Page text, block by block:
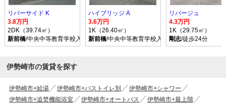
リバーサイド K
3.8万円
2DK（39.74㎡）
新前橋/中央中等教育学校入口 バス乗車時間11分 停歩4分
ハイブリッジ A
3.6万円
1K（26.40㎡）
新前橋/中央中等教育学校入口 バス乗車時間14
リバージュ
4.3万円
1K（29.75㎡）
剛志/徒歩24分
伊勢崎市の賃貸を探す
伊勢崎市+給湯 伊勢崎市+バストイレ別
伊勢崎市+シャワー
伊勢崎市+追焚機能浴室
伊勢崎市+オートバス
伊勢崎市+最上階